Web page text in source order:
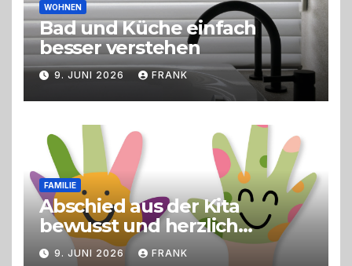
WOHNEN
Bad und Küche einfach
besser verstehen
9. JUNI 2026 FRANK
FAMILIE
Abschied aus der Kita
bewusst und herzlich
gestalten
9. JUNI 2026 FRANK